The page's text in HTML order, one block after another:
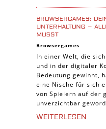
Casual Spiele
Abenteuer Spiele
Online Spiele
3-Gewinnt Spiele
Trading Card
Manager Spiele
BROWSERGAMES:
UNTERHALTUNG –
MUSST
Browsergames
In einer Welt, die
und in der digitaler
Bedeutung gewinnt,
eine Nische für sich
von Spielern auf der
unverzichtbar
WEITERLESEN